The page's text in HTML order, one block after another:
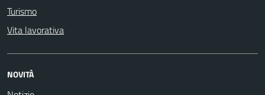
Turismo
Vita lavorativa
NOVITÀ